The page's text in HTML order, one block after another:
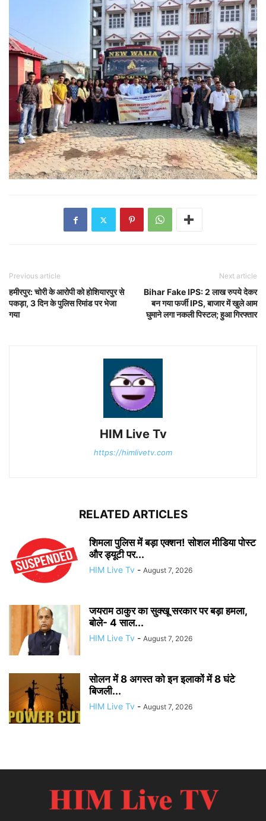
Previous article
हमीरपुर: चोरी के आरोपी को होशियारपुर से
पकड़ा, 3 दिन के पुलिस रिमांड पर भेजा
गया
Next article
Bihar Fake IPS: 2 लाख रुपये देकर
बन गया फर्जी IPS, बाजार में खुले आम
घुमाने लगा नकली पिस्टल; हुआ गिरफ्तार
HIM Live Tv
https://himlivetv.com
RELATED ARTICLES
शिमला पुलिस में बड़ा एक्शन! सोशल मीडिया पोस्ट
और ड्यूटी पर...
HIM Live Tv - August 7, 2026
जयराम ठाकुर का सुक्खू सरकार पर बड़ा हमला,
बोले- 4 साल...
HIM Live Tv - August 7, 2026
सोलन में 8 अगस्त को इन इलाकों में 8 घंटे
बिजली...
HIM Live Tv - August 7, 2026